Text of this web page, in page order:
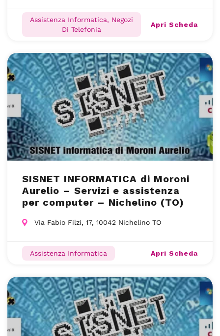
Assistenza Informatica, Negozi
Di Telefonia
Apri Scheda
SISNET INFORMATICA di Moroni
Aurelio – Servizi e assistenza
per computer – Nichelino (TO)
Via Fabio Filzi, 17, 10042 Nichelino TO
Assistenza Informatica Apri Scheda